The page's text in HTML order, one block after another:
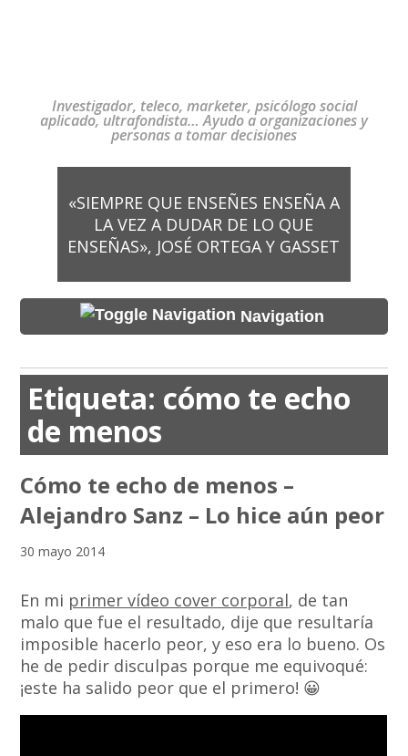
Investigador, teleco, marketer, psicólogo social
aplicado, ultrafondista… Ayudo a organizaciones y
personas a tomar decisiones
«SIEMPRE QUE ENSEÑES ENSEÑA A
LA VEZ A DUDAR DE LO QUE
ENSEÑAS», JOSÉ ORTEGA Y GASSET
Navigation
Etiqueta: cómo te echo
de menos
Cómo te echo de menos –
Alejandro Sanz – Lo hice aún peor
30 mayo 2014
En mi primer vídeo cover corporal, de tan
malo que fue el resultado, dije que resultaría
imposible hacerlo peor, y eso era lo bueno. Os
he de pedir disculpas porque me equivoqué:
¡este ha salido peor que el primero! 😀